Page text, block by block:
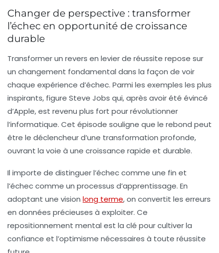
Changer de perspective : transformer
l’échec en opportunité de croissance
durable
Transformer un revers en levier de réussite repose sur
un changement fondamental dans la façon de voir
chaque expérience d’échec. Parmi les exemples les plus
inspirants, figure Steve Jobs qui, après avoir été évincé
d’Apple, est revenu plus fort pour révolutionner
l’informatique. Cet épisode souligne que le rebond peut
être le déclencheur d’une transformation profonde,
ouvrant la voie à une croissance rapide et durable.
Il importe de distinguer l’échec comme une fin et
l’échec comme un processus d’apprentissage. En
adoptant une vision long terme, on convertit les erreurs
en données précieuses à exploiter. Ce
repositionnement mental est la clé pour cultiver la
confiance et l’optimisme nécessaires à toute réussite